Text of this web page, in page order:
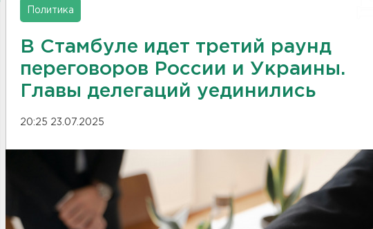
Политика
В Стамбуле идет третий раунд
переговоров России и Украины.
Главы делегаций уединились
20:25 23.07.2025